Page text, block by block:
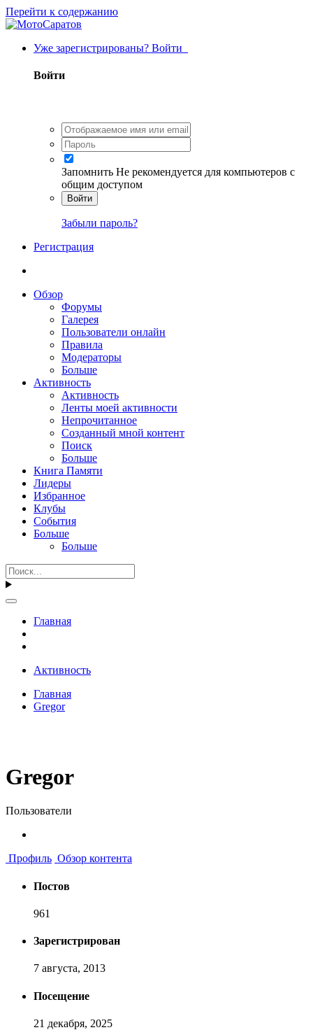
Перейти к содержанию
Уже зарегистрированы? Войти
Войти
Запомнить Не рекомендуется для компьютеров с
общим доступом
Войти
Забыли пароль?
Регистрация
Обзор
Форумы
Галерея
Пользователи онлайн
Правила
Модераторы
Больше
Активность
Активность
Ленты моей активности
Непрочитанное
Созданный мной контент
Поиск
Больше
Книга Памяти
Лидеры
Избранное
Клубы
События
Больше
Больше
Главная
Активность
Главная
Gregor
Gregor
Пользователи
Профиль Обзор контента
Постов
961
Зарегистрирован
7 августа, 2013
Посещение
21 декабря, 2025